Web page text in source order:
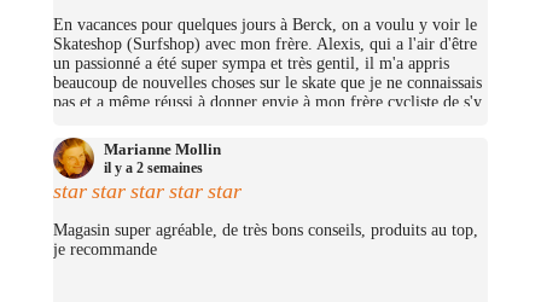
En vacances pour quelques jours à Berck, on a voulu y voir le
Skateshop (Surfshop) avec mon frère. Alexis, qui a l'air d'être
un passionné a été super sympa et très gentil, il m'a appris
beaucoup de nouvelles choses sur le skate que je ne connaissais
pas et a même réussi à donner envie à mon frère cycliste de s'y
j'ai pu me prendre quelques petites choses et on repassera très
certainement un jour pour nous prendre un cruiser chacun.
(Merciii encore pour les stickers offerts !
Marianne Mollin
il y a 2 semaines
star star star star star
Magasin super agréable, de très bons conseils, produits au top,
je recommande